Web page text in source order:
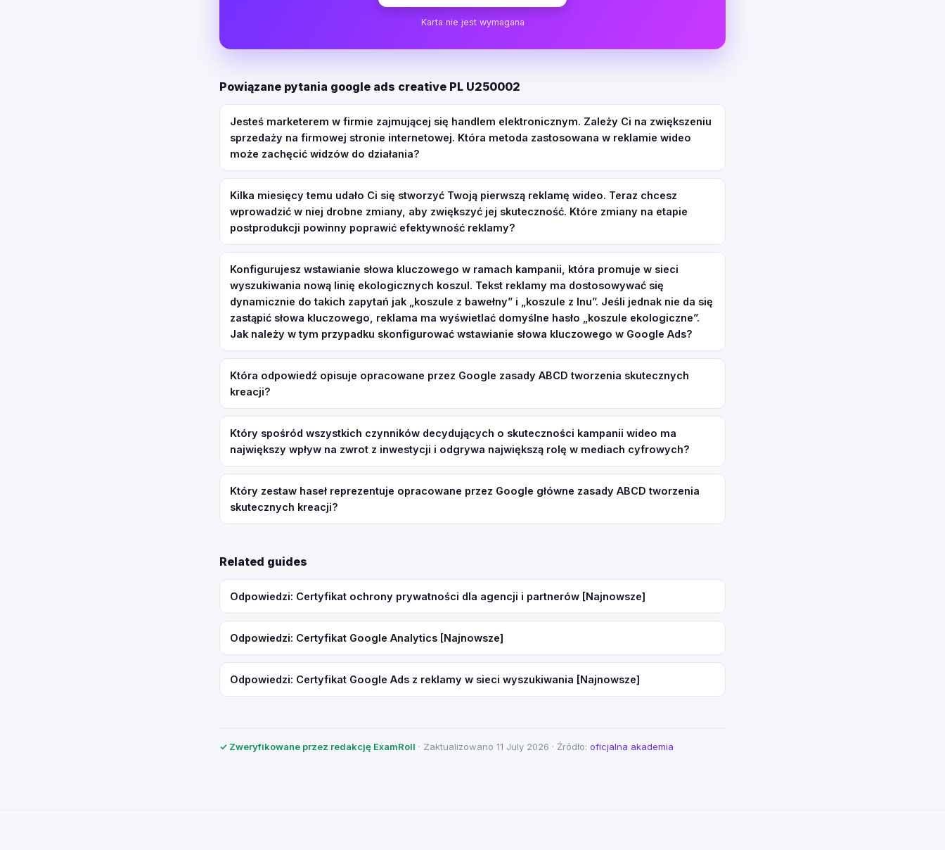
Karta nie jest wymagana
Powiązane pytania google ads creative PL U250002
Jesteś marketerem w firmie zajmującej się handlem elektronicznym. Zależy Ci na zwiększeniu
sprzedaży na firmowej stronie internetowej. Która metoda zastosowana w reklamie wideo
może zachęcić widzów do działania?
Kilka miesięcy temu udało Ci się stworzyć Twoją pierwszą reklamę wideo. Teraz chcesz
wprowadzić w niej drobne zmiany, aby zwiększyć jej skuteczność. Które zmiany na etapie
postprodukcji powinny poprawić efektywność reklamy?
Konfigurujesz wstawianie słowa kluczowego w ramach kampanii, która promuje w sieci
wyszukiwania nową linię ekologicznych koszul. Tekst reklamy ma dostosowywać się
dynamicznie do takich zapytań jak „koszule z bawełny” i „koszule z lnu”. Jeśli jednak nie da się
zastąpić słowa kluczowego, reklama ma wyświetlać domyślne hasło „koszule ekologiczne”.
Jak należy w tym przypadku skonfigurować wstawianie słowa kluczowego w Google Ads?
Która odpowiedź opisuje opracowane przez Google zasady ABCD tworzenia skutecznych
kreacji?
Który spośród wszystkich czynników decydujących o skuteczności kampanii wideo ma
największy wpływ na zwrot z inwestycji i odgrywa największą rolę w mediach cyfrowych?
Który zestaw haseł reprezentuje opracowane przez Google główne zasady ABCD tworzenia
skutecznych kreacji?
Related guides
Odpowiedzi: Certyfikat ochrony prywatności dla agencji i partnerów [Najnowsze]
Odpowiedzi: Certyfikat Google Analytics [Najnowsze]
Odpowiedzi: Certyfikat Google Ads z reklamy w sieci wyszukiwania [Najnowsze]
✓ Zweryfikowane przez redakcję ExamRoll · Zaktualizowano 11 July 2026 · Źródło: oficjalna akademia